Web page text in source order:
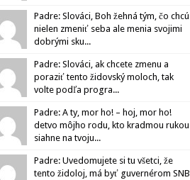
Padre: Slováci, Boh žehná tým, čo chcú
nielen zmeniť seba ale menia svojimi
dobrými sku...
Padre: Slováci, ak chcete zmenu a
poraziť tento židovský moloch, tak
volte podľa progra...
Padre: A ty, mor ho! – hoj, mor ho!
detvo môjho rodu, kto kradmou rukou
siahne na tvoju...
Padre: Uvedomujete si tu všetci, že
tento židoloj, má byť guvernérom SNB